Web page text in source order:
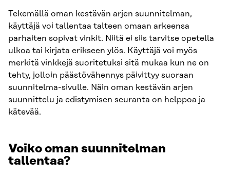
Tekemällä oman kestävän arjen suunnitelman,
käyttäjä voi tallentaa talteen omaan arkeensa
parhaiten sopivat vinkit. Niitä ei siis tarvitse opetella
ulkoa tai kirjata erikseen ylös. Käyttäjä voi myös
merkitä vinkkejä suoritetuksi sitä mukaa kun ne on
tehty, jolloin päästövähennys päivittyy suoraan
suunnitelma-sivulle. Näin oman kestävän arjen
suunnittelu ja edistymisen seuranta on helppoa ja
kätevää.
Voiko oman suunnitelman
tallentaa?